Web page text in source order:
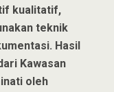
kualitatif,
teknik
Hasil
Kawasan
oleh